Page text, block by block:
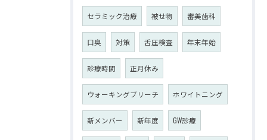
セラミック治療 被せ物 審美歯科
口臭 対策 舌圧検査 年末年始
診療時間 正月休み
ウォーキングブリーチ ホワイトニング
新メンバー 新年度 GW診療